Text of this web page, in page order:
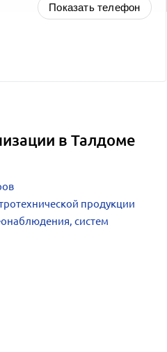
Показать телефон
в Талдоме
продукции
систем